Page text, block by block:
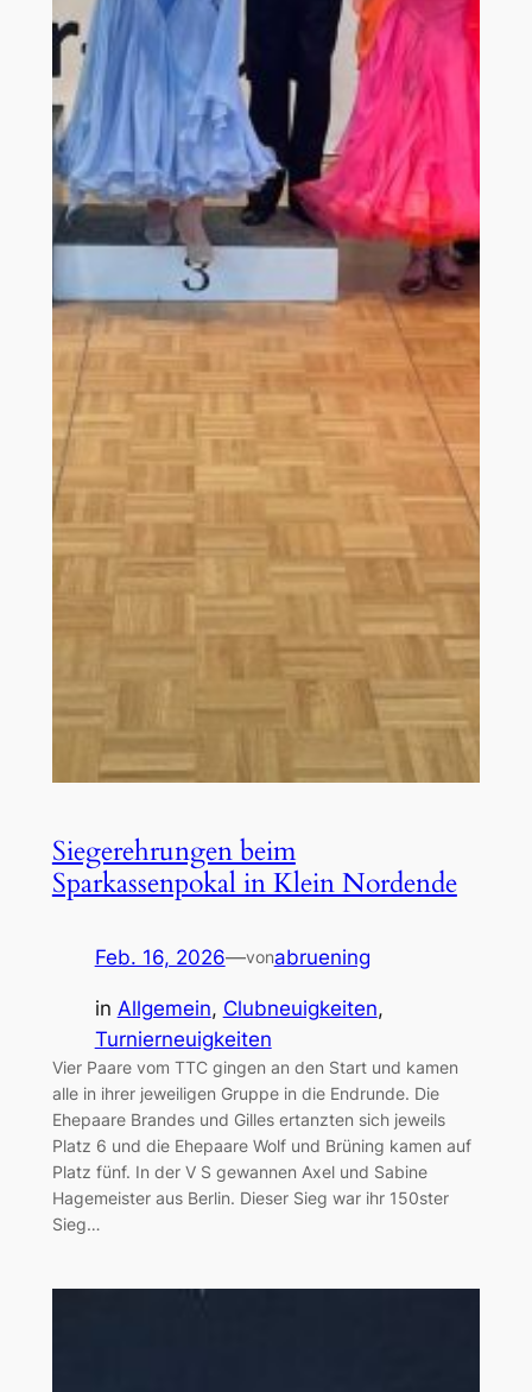
Siegerehrungen beim
Sparkassenpokal in Klein Nordende
Feb. 16, 2026—vonabruening
in Allgemein, Clubneuigkeiten
Turnierneuigkeiten
Vier Paare vom TTC gingen an den Start und kamen
alle in ihrer jeweiligen Gruppe in die Endrunde. Die
Ehepaare Brandes und Gilles ertanzten sich jeweils
Platz 6 und die Ehepaare Wolf und Brüning kamen auf
Platz fünf. In der V S gewannen Axel und Sabine
Hagemeister aus Berlin. Dieser Sieg war ihr 150ster
Sieg…